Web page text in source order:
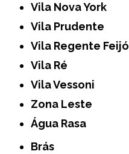
Vila Nova York
Vila Prudente
Vila Regente Feijó
Vila Ré
Vila Vessoni
Zona Leste
Água Rasa
Brás